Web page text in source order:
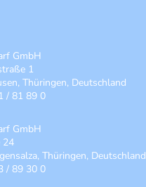
GmbH
1
Thüringen, Deutschland
/ 81 89 0
GmbH
24
Thüringen, Deutschland
/ 89 30 0